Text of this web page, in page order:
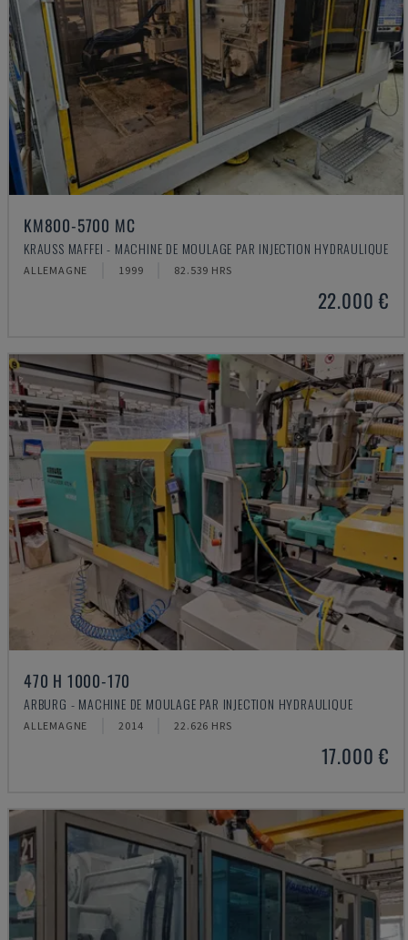
KM800-5700 MC
KRAUSS MAFFEI - MACHINE DE MOULAGE PAR INJECTION HYDRAULIQUE
ALLEMAGNE 1999 82.539 HRS
22.000 €
470 H 1000-170
ARBURG - MACHINE DE MOULAGE PAR INJECTION HYDRAULIQUE
ALLEMAGNE 2014 22.626 HRS
17.000 €